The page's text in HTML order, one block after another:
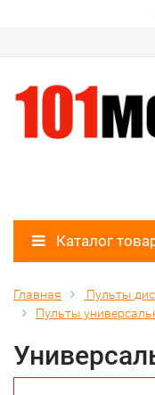
Каталог
Главная
Пульты
Пульты